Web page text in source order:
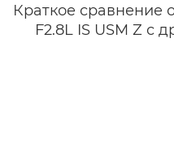
Краткое сравнение
F2.8L IS USM Z с